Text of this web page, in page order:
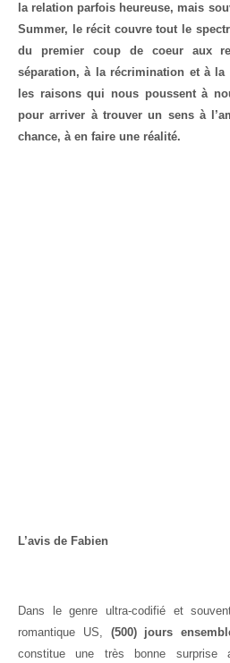
la relation parfois heureuse, mais
Summer, le récit couvre tout le
du premier coup de coeur aux
séparation, à la récrimination et à
les raisons qui nous poussent à
pour arriver à trouver un sens à
chance, à en faire une réalité.
L’avis de Fabien
Dans le genre ultra-codifié et
romantique US, (500) jours
constitue une très bonne surprise